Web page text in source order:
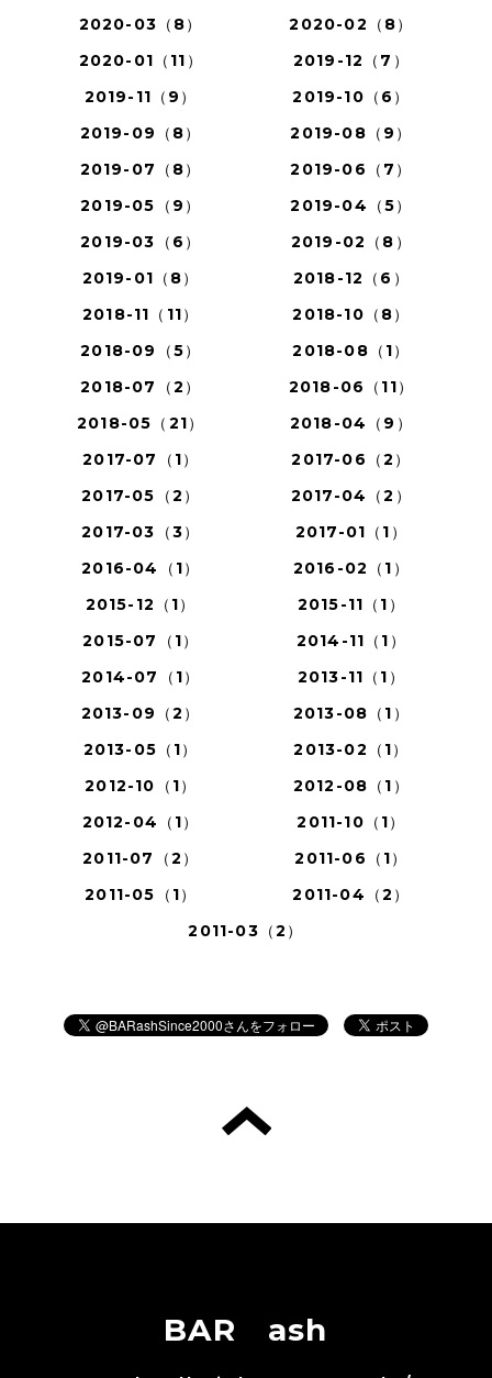
2020-03（8）
2020-02（8）
2020-01（11）
2019-12（7）
2019-11（9）
2019-10（6）
2019-09（8）
2019-08（9）
2019-07（8）
2019-06（7）
2019-05（9）
2019-04（5）
2019-03（6）
2019-02（8）
2019-01（8）
2018-12（6）
2018-11（11）
2018-10（8）
2018-09（5）
2018-08（1）
2018-07（2）
2018-06（11）
2018-05（21）
2018-04（9）
2017-07（1）
2017-06（2）
2017-05（2）
2017-04（2）
2017-03（3）
2017-01（1）
2016-04（1）
2016-02（1）
2015-12（1）
2015-11（1）
2015-07（1）
2014-11（1）
2014-07（1）
2013-11（1）
2013-09（2）
2013-08（1）
2013-05（1）
2013-02（1）
2012-10（1）
2012-08（1）
2012-04（1）
2011-10（1）
2011-07（2）
2011-06（1）
2011-05（1）
2011-04（2）
2011-03（2）
BAR ash